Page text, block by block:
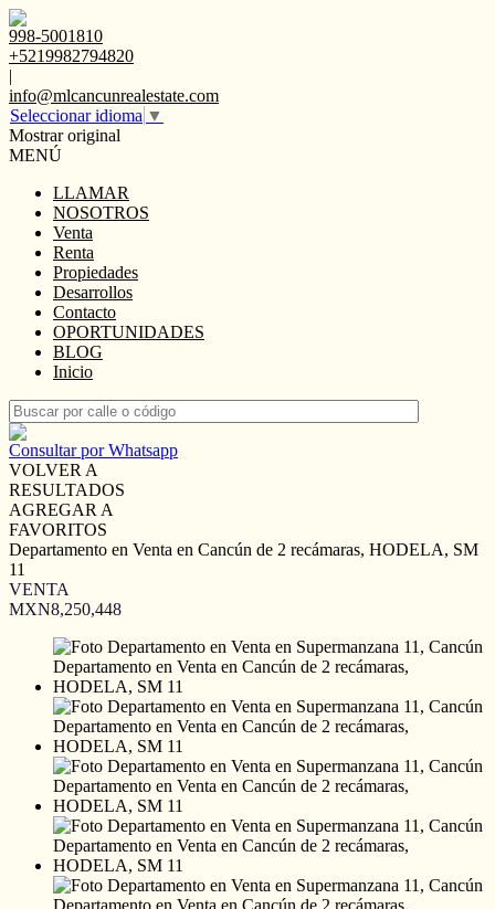
998-5001810
+5219982794820
|
info@mlcancunrealestate.com
Seleccionar idioma ▼
Mostrar original
MENÚ
LLAMAR
NOSOTROS
Venta
Renta
Propiedades
Desarrollos
Contacto
OPORTUNIDADES
BLOG
Inicio
Consultar por Whatsapp
VOLVER A
RESULTADOS
AGREGAR A
FAVORITOS
Departamento en Venta en Cancún de 2 recámaras, HODELA, SM
11
VENTA
MXN8,250,448